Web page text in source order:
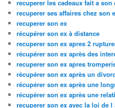
recuperer les cadeaux fait a son
recuperer ses affaires chez son
recuperer son ex
récupérer son ex à distance
recuperer son ex apres 2
récupérer son ex après des
recuperer son ex apres
récupérer son ex après un
récupérer son ex après une
récupérer son ex après une
recuperer son ex avec la loi de l